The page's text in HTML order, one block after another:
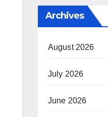
Archives
August 2026
July 2026
June 2026